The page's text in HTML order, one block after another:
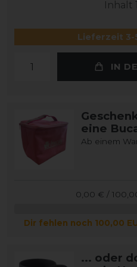
Inhalt 1
Lieferzeit 3-
IN
eine
Ab einem
0,00 € /
Dir fehlen noch 100,00
... oder